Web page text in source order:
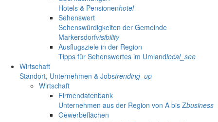
Hotels & Pensionenhotel
Sehenswert
Sehenswürdigkeiten der Gemeinde
Markersdorfvisibility
Ausflugsziele in der Region
Tipps für Sehenswertes im Umlandlocal_see
Wirtschaft
Standort, Unternehmen & Jobstrending_up
Wirtschaft
Firmendatenbank
Unternehmen aus der Region von A bis Zbusiness
Gewerbeflächen